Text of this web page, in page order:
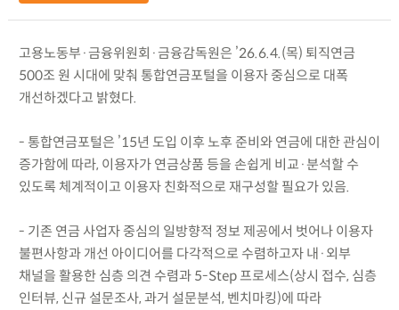
고용노동부·금융위원회·금융감독원은 ’26.6.4.(목) 퇴직연금
500조 원 시대에 맞춰 통합연금포털을 이용자 중심으로 대폭
개선하겠다고 밝혔다.
- 통합연금포털은 ’15년 도입 이후 노후 준비와 연금에 대한 관심이
증가함에 따라, 이용자가 연금상품 등을 손쉽게 비교·분석할 수
있도록 체계적이고 이용자 친화적으로 재구성할 필요가 있음.
- 기존 연금 사업자 중심의 일방향적 정보 제공에서 벗어나 이용자
불편사항과 개선 아이디어를 다각적으로 수렴하고자 내·외부
채널을 활용한 심층 의견 수렴과 5-Step 프로세스(상시 접수, 심층
인터뷰, 신규 설문조사, 과거 설문분석, 벤치마킹)에 따라